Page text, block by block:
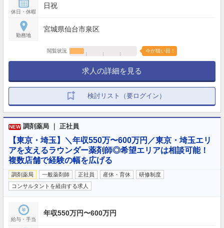
休日・休暇
日祝
勤務地
宮城県仙台市泉区
閲覧状況 今が狙い目！
求人の詳細を見る
検討リスト（要ログイン）
NEW 調剤薬局 ｜ 正社員
【東京・埼玉】＼年収550万〜600万円／東京・埼玉エリ
アを支えるラウンダー薬剤師◎希望エリアは相談可能！
複数店舗で経験の幅を広げる
調剤薬局 一般薬剤師 正社員 産休・育休
研修制度
コンサルタントを経由する求人
給与・手当
年収550万円〜600万円